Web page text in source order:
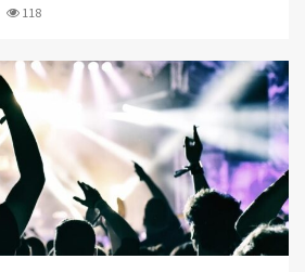
118